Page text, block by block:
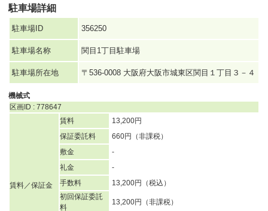
駐車場詳細
駐車場ID 356250
駐車場名称 関目1丁目駐車場
駐車場所在地 〒536-0008 大阪府大阪市城東区関目１丁目３－４
機械式
区画ID : 778647
賃料／保証金
賃料
13,200円
保証委託料
660円（非課税）
敷金
-
礼金
-
手数料
13,200円（税込）
初回保証委託
料
13,200円（非課税）